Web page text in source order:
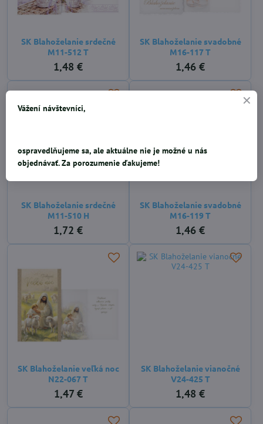
SK Blahoželanie srdečné
M11-512 T
1,48 €
SK Blahoželanie svadobné
M16-117 T
1,46 €
SK Blahoželanie srdečné
M11-510 H
1,72 €
SK Blahoželanie svadobné
M16-119 T
1,46 €
SK Blahoželanie veľká noc
N22-067 T
1,47 €
SK Blahoželanie vianočné
V24-425 T
1,48 €
Vážení návštevníci,
ospravedlňujeme sa, ale aktuálne nie je možné u nás
objednávať. Za porozumenie ďakujeme!